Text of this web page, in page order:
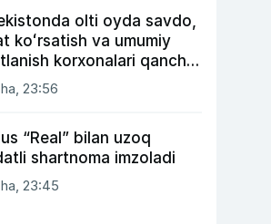
olti oyda savdo,
koʻrsatish va umumiy
korxonalari qancha
ochiqlandi
23:56
“Real” bilan uzoq
shartnoma imzoladi
23:45